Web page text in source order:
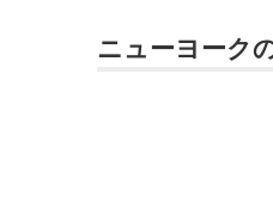
ニューヨーク